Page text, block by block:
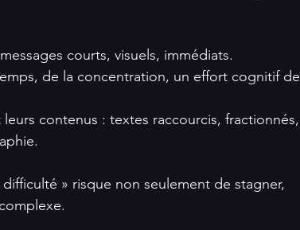
courts, visuels, immédiats.
de la concentration, un effort cognitif de
contenus : textes raccourcis, fractionnés,
» risque non seulement de stagner,